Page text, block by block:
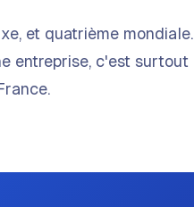
et quatrième mondiale.
entreprise, c'est surtout